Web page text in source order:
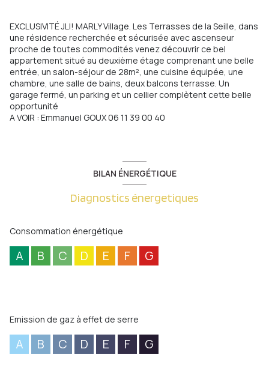
EXCLUSIVITÉ JLI! MARLY Village. Les Terrasses de la Seille, dans
une résidence recherchée et sécurisée avec ascenseur
proche de toutes commodités venez découvrir ce bel
appartement situé au deuxième étage comprenant une belle
entrée, un salon-séjour de 28m², une cuisine équipée, une
chambre, une salle de bains, deux balcons terrasse. Un
garage fermé, un parking et un cellier complètent cette belle
opportunité
A VOIR : Emmanuel GOUX 06 11 39 00 40
BILAN ÉNERGÉTIQUE
Diagnostics énergetiques
Consommation énergétique
A B C D E F G
Emission de gaz à effet de serre
A B C D E F G